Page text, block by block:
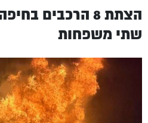
הצתת 8 הרכבים
שתי משפחות